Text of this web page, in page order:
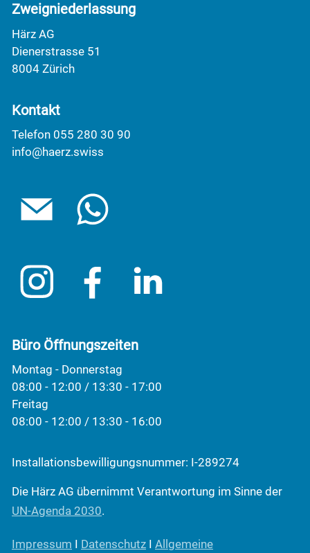
Zweigniederlassung
Härz AG
Dienerstrasse 51
8004 Zürich
Kontakt
Telefon 055 280 30 90
info@haerz.swiss
Büro Öffnungszeiten
Montag - Donnerstag
08:00 - 12:00 / 13:30 - 17:00
Freitag
08:00 - 12:00 / 13:30 - 16:00
Installationsbewilligungsnummer: I-289274
Die Härz AG übernimmt Verantwortung im Sinne der
UN-Agenda 2030.
Impressum I Datenschutz I Allgemeine